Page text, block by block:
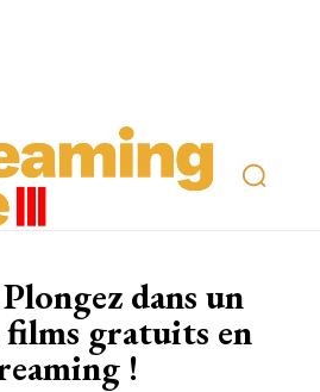
dans un
films gratuits en
!